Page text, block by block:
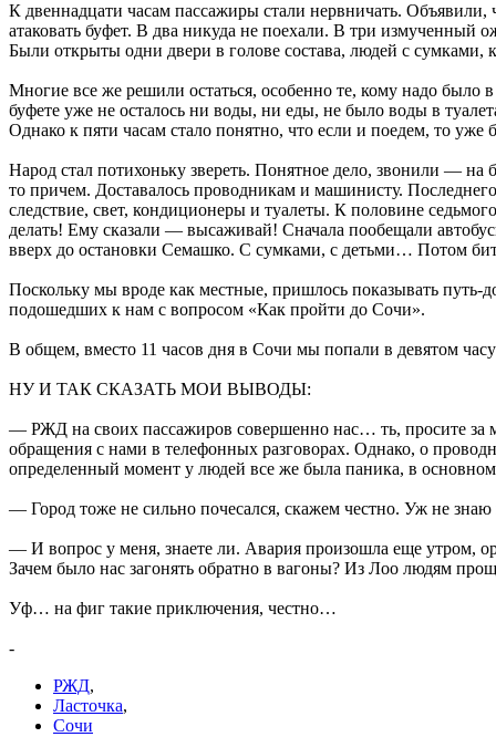
К двеннадцати часам пассажиры стали нервничать.
атаковать буфет. В два никуда не поехали. В три измученный
Были открыты одни двери в голове состава, людей с
Многие все же решили остаться, особенно те, кому надо
буфете уже не осталось ни воды, ни еды, не было воды в
Однако к пяти часам стало понятно, что если и поедем, то уже
Народ стал потихоньку звереть. Понятное дело, звонили —
то причем. Доставалось проводникам и машинисту.
следствие, свет, кондиционеры и туалеты. К половине
делать! Ему сказали — высаживай! Сначала пообещали
вверх до остановки Семашко. С сумками, с детьми… Потом
Поскольку мы вроде как местные, пришлось показывать
подошедших к нам с вопросом «Как пройти до Сочи».
В общем, вместо 11 часов дня в Сочи мы попали в девятом часу
НУ И ТАК СКАЗАТЬ МОИ ВЫВОДЫ:
— РЖД на своих пассажиров совершенно нас… ть, просите за
обращения с нами в телефонных разговорах. Однако, о
определенный момент у людей все же была паника, в
— Город тоже не сильно почесался, скажем честно. Уж не
— И вопрос у меня, знаете ли. Авария произошла еще утром,
Зачем было нас загонять обратно в вагоны? Из Лоо людям
Уф… на фиг такие приключения, честно…
-
РЖД,
Ласточка,
Сочи